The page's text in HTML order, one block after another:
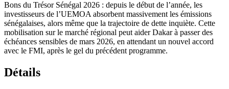
Bons du Trésor Sénégal 2026 : depuis le début de l’année, les
investisseurs de l’UEMOA absorbent massivement les émissions
sénégalaises, alors même que la trajectoire de dette inquiète. Cette
mobilisation sur le marché régional peut aider Dakar à passer des
échéances sensibles de mars 2026, en attendant un nouvel accord
avec le FMI, après le gel du précédent programme.
Détails